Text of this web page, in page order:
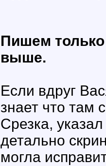
Пишем только
выше.
Если вдруг
знает что там
Срезка,
детально
могла